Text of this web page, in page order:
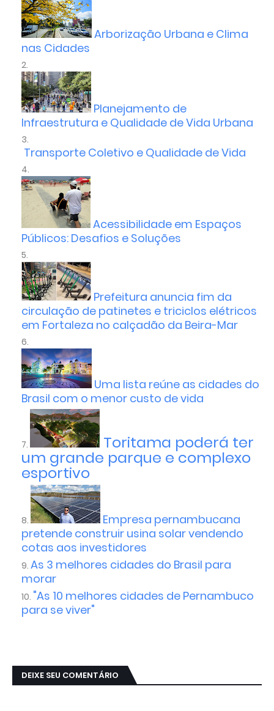
Arborização Urbana e Clima
nas Cidades
Planejamento de
Infraestrutura e Qualidade de Vida Urbana
Transporte Coletivo e Qualidade de Vida
Acessibilidade em Espaços
Públicos: Desafios e Soluções
Prefeitura anuncia fim da
circulação de patinetes e triciclos elétricos
em Fortaleza no calçadão da Beira-Mar
Uma lista reúne as cidades do
Brasil com o menor custo de vida
Toritama poderá ter
um grande parque e complexo
esportivo
Empresa pernambucana
pretende construir usina solar vendendo
cotas aos investidores
As 3 melhores cidades do Brasil para
morar
"As 10 melhores cidades de Pernambuco
para se viver"
DEIXE SEU COMENTÁRIO